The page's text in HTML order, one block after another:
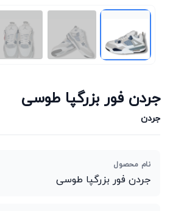
جردن فور بزرگپا طوسی
جردن
نام محصول
جردن فور بزرگپا طوسی